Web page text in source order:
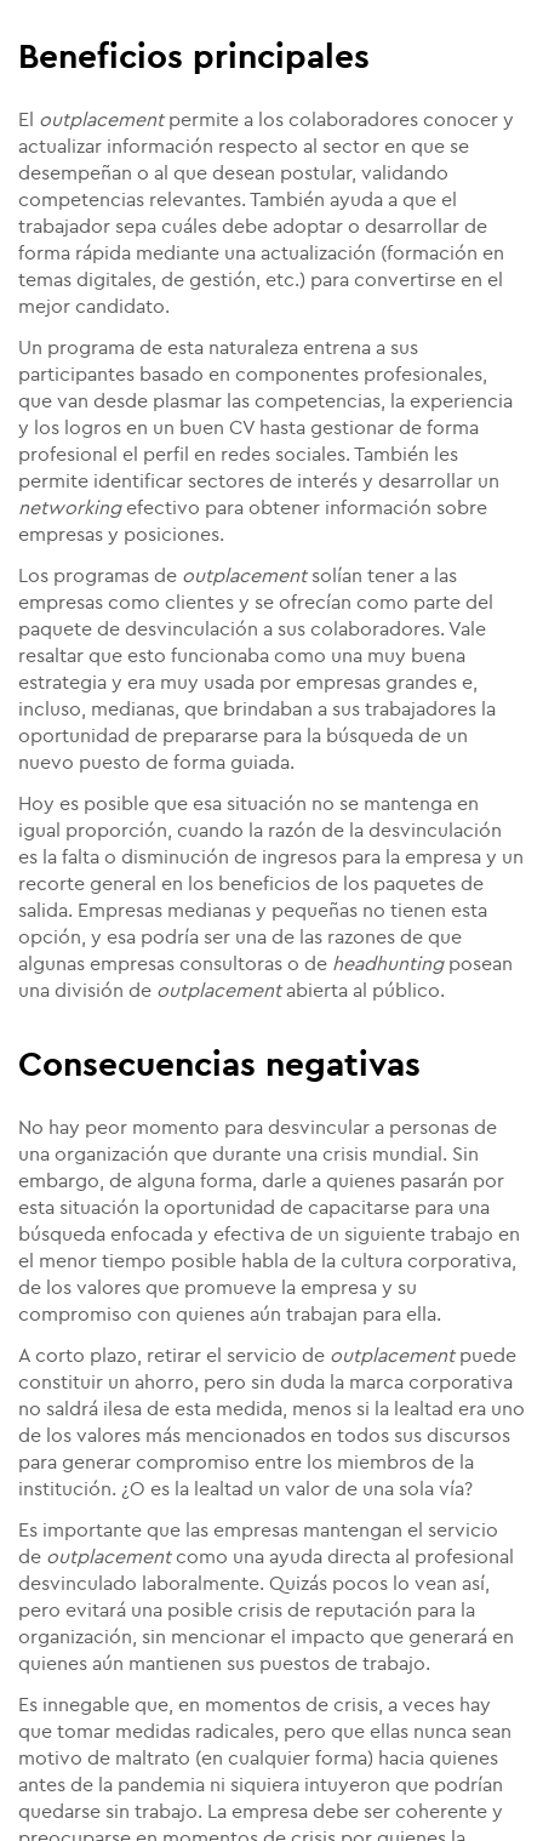
Beneficios principales
El outplacementpermite a los colaboradores conocer y
actualizar información respecto al sector en que se
desempeñan o al que desean postular, validando
competencias relevantes. También ayuda a que el
trabajador sepa cuáles debe adoptar o desarrollar de
forma rápida mediante una actualización (formación en
temas digitales, de gestión, etc.) para convertirse en el
mejor candidato.
Un programa de esta naturaleza entrena a sus
participantes basado en componentes profesionales,
que van desde plasmar las competencias, la experiencia
y los logros en un buen CV hasta gestionar de forma
profesional el perfil en redes sociales. También les
permite identificar sectores de interés y desarrollar un
networkingefectivo para obtener información sobre
empresas y posiciones.
Los programas de outplacementsolían tener a las
empresas como clientes y se ofrecían como parte del
paquete de desvinculación a sus colaboradores. Vale
resaltar que esto funcionaba como una muy buena
estrategia y era muy usada por empresas grandes e,
incluso, medianas, que brindaban a sus trabajadores la
oportunidad de prepararse para la búsqueda de un
nuevo puesto de forma guiada.
Hoy es posible que esa situación no se mantenga en
igual proporción, cuando la razón de la desvinculación
es la falta o disminución de ingresos para la empresa y un
recorte general en los beneficios de los paquetes de
salida. Empresas medianas y pequeñas no tienen esta
opción, y esa podría ser una de las razones de que
algunas empresas consultoras o de headhuntingposean
una división de outplacementabierta al público.
Consecuencias negativas
No hay peor momento para desvincular a personas de
una organización que durante una crisis mundial. Sin
embargo, de alguna forma, darle a quienes pasarán por
esta situación la oportunidad de capacitarse para una
búsqueda enfocada y efectiva de un siguiente trabajo en
el menor tiempo posible habla de la cultura corporativa,
de los valores que promueve la empresa y su
compromiso con quienes aún trabajan para ella.
A corto plazo, retirar el servicio de outplacementpuede
constituir un ahorro, pero sin duda la marca corporativa
no saldrá ilesa de esta medida, menos si la lealtad era uno
de los valores más mencionados en todos sus discursos
para generar compromiso entre los miembros de la
institución. ¿O es la lealtad un valor de una sola vía?
Es importante que las empresas mantengan el servicio
de outplacementcomo una ayuda directa al profesional
desvinculado laboralmente. Quizás pocos lo vean así,
pero evitará una posible crisis de reputación para la
organización, sin mencionar el impacto que generará en
quienes aún mantienen sus puestos de trabajo.
Es innegable que, en momentos de crisis, a veces hay
que tomar medidas radicales, pero que ellas nunca sean
motivo de maltrato (en cualquier forma) hacia quienes
antes de la pandemia ni siquiera intuyeron que podrían
quedarse sin trabajo. La empresa debe ser coherente y